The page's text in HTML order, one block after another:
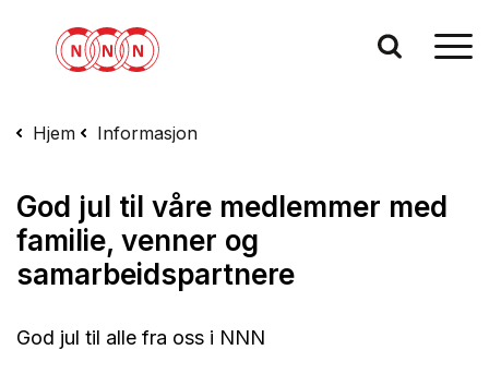
Hjem Informasjon
God jul til våre medlemmer med
familie, venner og
samarbeidspartnere
God jul til alle fra oss i NNN